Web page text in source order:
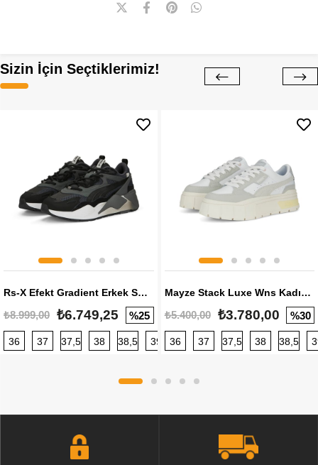
Sizin İçin Seçtiklerimiz!
Rs-X Efekt Gradient Erkek Sneaker
₺8.999,00 ₺6.749,25 %25
36 37 37,5 38 38,5 39 40 40,5 41 42 42,5
Mayze Stack Luxe Wns Kadın Sneaker
₺5.400,00 ₺3.780,00 %30
36 37 37,5 38 38,5